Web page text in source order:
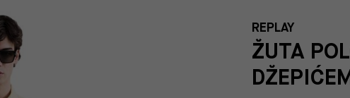
REPLAY
ŽUTA